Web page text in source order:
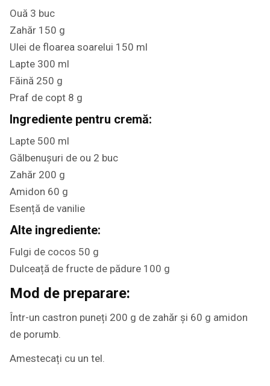
Ouă 3 buc
Zahăr 150 g
Ulei de floarea soarelui 150 ml
Lapte 300 ml
Făină 250 g
Praf de copt 8 g
Ingrediente pentru cremă:
Lapte 500 ml
Gălbenușuri de ou 2 buc
Zahăr 200 g
Amidon 60 g
Esență de vanilie
Alte ingrediente:
Fulgi de cocos 50 g
Dulceață de fructe de pădure 100 g
Mod de preparare:
Într-un castron puneți 200 g de zahăr și 60 g amidon
de porumb.
Amestecați cu un tel.